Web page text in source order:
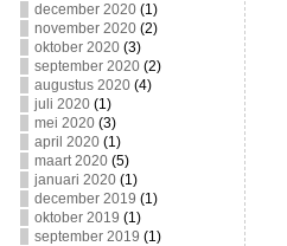
december 2020(1)
november 2020(2)
oktober 2020(3)
september 2020(2)
augustus 2020(4)
juli 2020(1)
mei 2020(3)
april 2020(1)
maart 2020(5)
januari 2020(1)
december 2019 (1)
oktober 2019 (1)
september 2019 (1)